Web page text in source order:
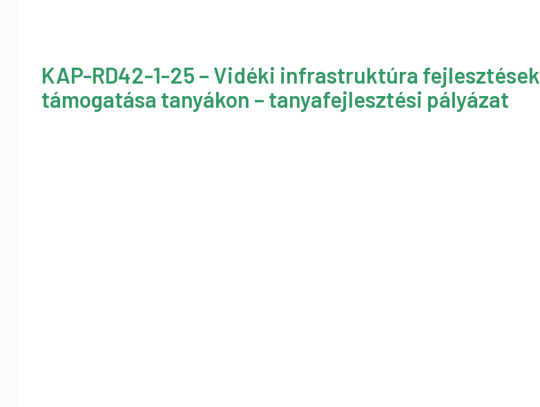
KAP-RD42-1-25 – Vidéki infrastruktúra fejlesztések
támogatása tanyákon – tanyafejlesztési pályázat